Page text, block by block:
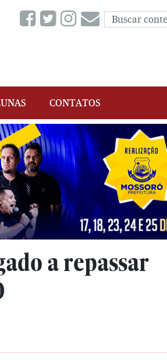
CONTATOS
a repassar